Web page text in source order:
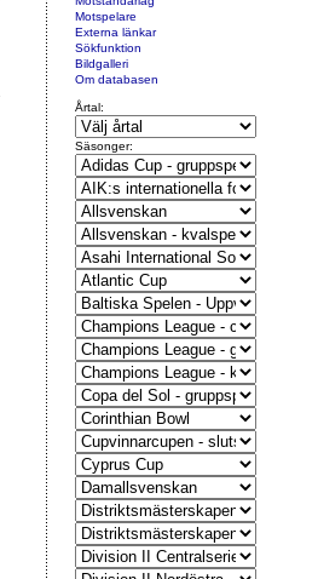
Motspelare
Externa länkar
Sökfunktion
Bildgalleri
Om databasen
Årtal:
Säsonger: